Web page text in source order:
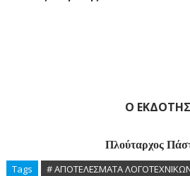
Ο ΕΚΔΟΤΗΣ
Πλούταρχος
Tags
# ΑΠΟΤΕΛΕΣΜΑΤΑ